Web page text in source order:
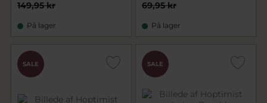
149,95 kr
På lager
69,95 kr
På lager
SALE SALE